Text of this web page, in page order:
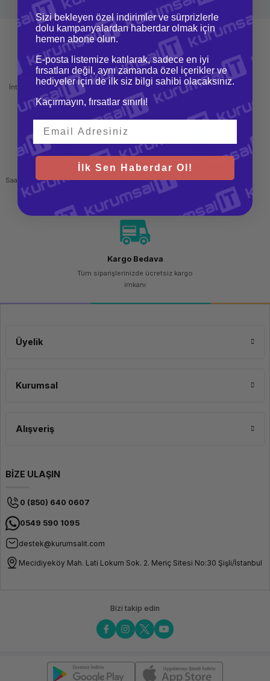
Mağazadan Teslimat
İnternetten sipariş et ve mağazadan
teslim al
İade ve Değişim
Kolay iade ve değişim imkanı
Hızlı Gönderi
Saat 15.00'a kadar yapılan siparişlerde
aynı gün kargo imkanı
Güvenli Alışveriş
256 bit SSL sertifikası
Kargo Bedava
Tüm siparişlerinizde ücretsiz kargo
imkanı
Üyelik
Kurumsal
Alışveriş
BİZE ULAŞIN
0 (850) 640 0607
0549 590 1095
destek@kurumsalit.com
Mecidiyeköy Mah. Lati Lokum Sok. 2. Meriç Sitesi No:30 Şişli/İstanbul
Bizi takip edin
Sizi bekleyen özel indirimler ve sürprizlerle
dolu kampanyalardan haberdar olmak için
hemen abone olun.
E-posta listemize katılarak, sadece en iyi
fırsatları değil, aynı zamanda özel içerikler ve
hediyeler için de ilk siz bilgi sahibi olacaksınız.
Kaçırmayın, fırsatlar sınırlı!
İlk Sen Haberdar Ol!